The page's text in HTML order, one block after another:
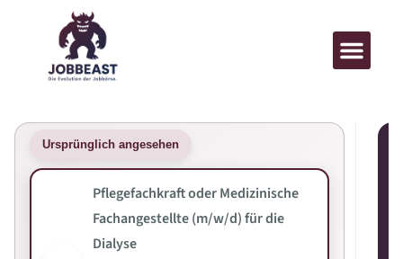
Ursprünglich angesehen
Pflegefachkraft oder Medizinische
Fachangestellte (m/w/d) für die
Dialyse